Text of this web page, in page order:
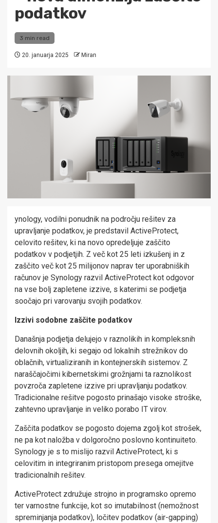
podatkov
3 min read
20. januarja 2025 Miran
ynology, vodilni ponudnik na področju rešitev za
upravljanje podatkov, je predstavil ActiveProtect,
celovito rešitev, ki na novo opredeljuje zaščito
podatkov v podjetjih. Z več kot 25 leti izkušenj in z
zaščito več kot 25 milijonov naprav ter uporabniških
računov je Synology razvil ActiveProtect kot odgovor
na vse bolj zapletene izzive, s katerimi se podjetja
soočajo pri varovanju svojih podatkov.
Izzivi sodobne zaščite podatkov
Današnja podjetja delujejo v raznolikih in kompleksnih
delovnih okoljih, ki segajo od lokalnih strežnikov do
oblačnih, virtualiziranih in kontejnerskih sistemov. Z
naraščajočimi kibernetskimi grožnjami ta raznolikost
povzroča zapletene izzive pri upravljanju podatkov.
Tradicionalne rešitve pogosto prinašajo visoke stroške,
zahtevno upravljanje in veliko porabo IT virov.
Zaščita podatkov se pogosto dojema zgolj kot strošek,
ne pa kot naložba v dolgoročno poslovno kontinuiteto.
Synology je s to mislijo razvil ActiveProtect, ki s
celovitim in integriranim pristopom presega omejitve
tradicionalnih rešitev.
ActiveProtect združuje strojno in programsko opremo
ter varnostne funkcije, kot so imutabilnost (nemožnost
spreminjanja podatkov), ločitev podatkov (air-gapping)